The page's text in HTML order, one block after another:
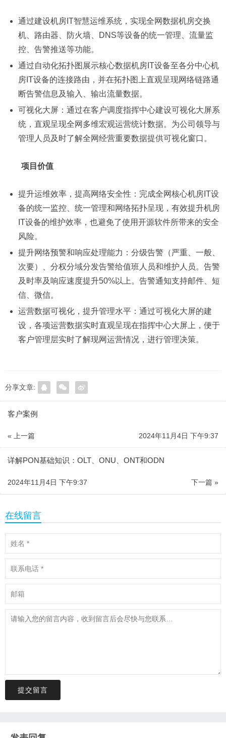
通过建设机房IT智慧运维系统，实现全网数据机房交换
机、路由器、防火墙、DNS等设备的统一管理、流量监
控、告警推送等功能。
通过自动化拓扑图展示核心数据机房IT设备至各分中心机
房IT设备的连接路由，并在拓扑图上直观呈现网络链路通
断告警信息及输入、输出流量数据。
可视化大屏：通过在客户调度指挥中心建设可视化大屏系
统，直观呈现全网多维宏观运营统计数据。为公司领导与
管理人员及时了解全网经营重要数据提供可视化窗口。
项目价值
提升运维效率，提高网络安全性：完成全网核心机房IT设
备的统一监控、统一管理和网络拓扑呈现，有效提升机房
IT设备的维护效率，也避免了使用开源软件所带来的安全
风险。
提升网络预警和响应处理能力：分级告警（严重、一般、
次要）、分权分域分发告警给值班人员和维护人员。告警
及时率及响应速度提升50%以上。告警通知支持邮件、短
信、微信。
运营数据可视化，提升管理水平：通过可视化大屏的建
设，各项运营数据实时直观呈现在指挥中心大屏上，便于
客户管理层实时了解现网运营情况，进行管理决策。
分享文章:
客户案例
« 上一篇 2024年11月4日 下午9:37
详解PON基础知识：OLT、ONU、ONT和ODN
下一篇 »
2024年11月4日 下午9:37
在线留言
提交留言